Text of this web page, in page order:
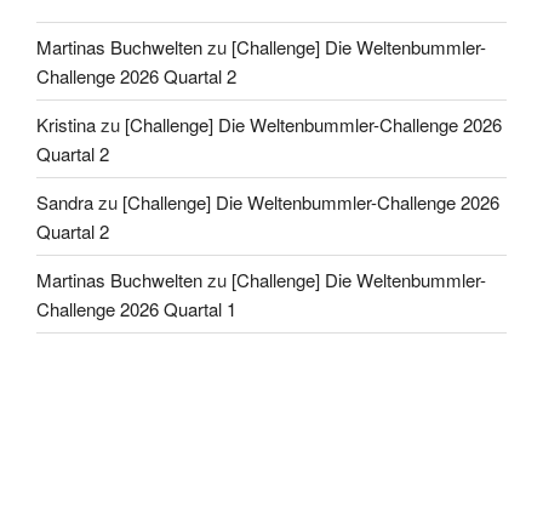
Martinas Buchweltenzu [Challenge] Die Weltenbummler-
Challenge 2026 Quartal 2
Kristinazu [Challenge] Die Weltenbummler-Challenge 2026
Quartal 2
Sandrazu [Challenge] Die Weltenbummler-Challenge 2026
Quartal 2
Martinas Buchweltenzu [Challenge] Die Weltenbummler-
Challenge 2026 Quartal 1